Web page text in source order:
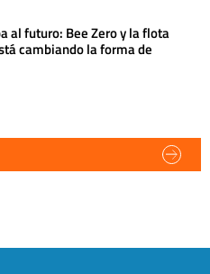
al futuro: Bee Zero y la flota
cambiando la forma de